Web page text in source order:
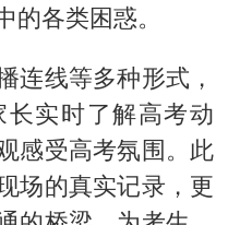
的各类困惑。
连线等多种形式，
实时了解高考动
感受高考氛围。此
场的真实记录，更